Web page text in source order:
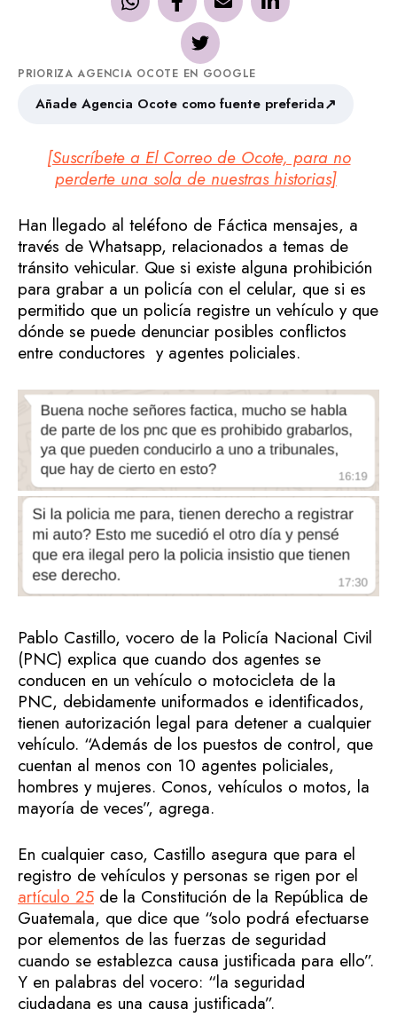
PRIORIZA AGENCIA OCOTE EN GOOGLE
Añade Agencia Ocote como fuente preferida↗
[Suscríbete a El Correo de Ocote, para no
perderte una sola de nuestras historias]
Han llegado al teléfono de Fáctica mensajes, a
través de Whatsapp, relacionados a temas de
tránsito vehicular. Que si existe alguna prohibición
para grabar a un policía con el celular, que si es
permitido que un policía registre un vehículo y que
dónde se puede denunciar posibles conflictos
entre conductores y agentes policiales.
Pablo Castillo, vocero de la Policía Nacional Civil
(PNC) explica que cuando dos agentes se
conducen en un vehículo o motocicleta de la
PNC, debidamente uniformados e identificados,
tienen autorización legal para detener a cualquier
vehículo. “Además de los puestos de control, que
cuentan al menos con 10 agentes policiales,
hombres y mujeres. Conos, vehículos o motos, la
mayoría de veces”, agrega.
En cualquier caso, Castillo asegura que para el
registro de vehículos y personas se rigen por el
artículo 25 de la Constitución de la República de
Guatemala, que dice que “solo podrá efectuarse
por elementos de las fuerzas de seguridad
cuando se establezca causa justificada para ello”.
Y en palabras del vocero: “la seguridad
ciudadana es una causa justificada”.